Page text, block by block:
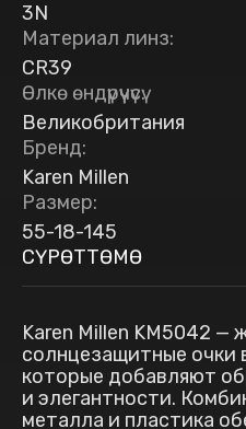
3N
Материал линз:
CR39
Өлкө өндүрүүчүсү:
Великобритания
Бренд:
Karen Millen
Размер:
55-18-145
СҮРӨТТӨМӨ
Karen Millen KM5042 —
солнцезащитные очки
которые добавляют
и элегантности.
металла и пластика